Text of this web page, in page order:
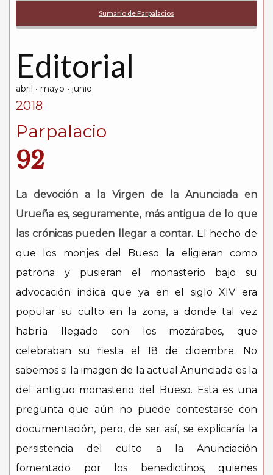
Sumario de Parpalacios
Editorial
abril • mayo • junio
2018
Parpalacio
92
La devoción a la Virgen de la Anunciada en
Urueña es, seguramente, más antigua de lo que
las crónicas pueden llegar a contar. El hecho de
que los monjes del Bueso la eligieran como
patrona y pusieran el monasterio bajo su
advocación indica que ya en el siglo XIV era
popular su culto en la zona, a donde tal vez
habría llegado con los mozárabes, que
celebraban su fiesta el 18 de diciembre. No
sabemos si la imagen de la actual Anunciada es la
del antiguo monasterio del Bueso. Esta es una
pregunta que aún no puede contestarse con
documentación, pero, de ser así, se explicaría la
persistencia del culto a la Anunciación
fomentado por los benedictinos, quienes